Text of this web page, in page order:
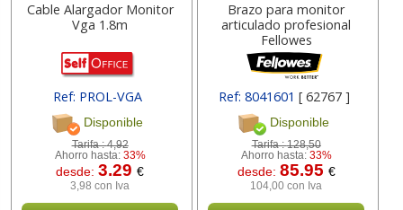
Cable Alargador Monitor
Vga 1.8m
Ref: PROL-VGA
[ 10.15.0202 ]
Disponible
Tarifa :4,92
Ahorro hasta: 33%
desde:3.29€
3,98 con Iva
Brazo para monitor
articulado profesional
Fellowes
Ref: 8041601 [ 62767 ]
Disponible
Tarifa :128,50
Ahorro hasta: 33%
desde: 85.95 €
104,00 con Iva